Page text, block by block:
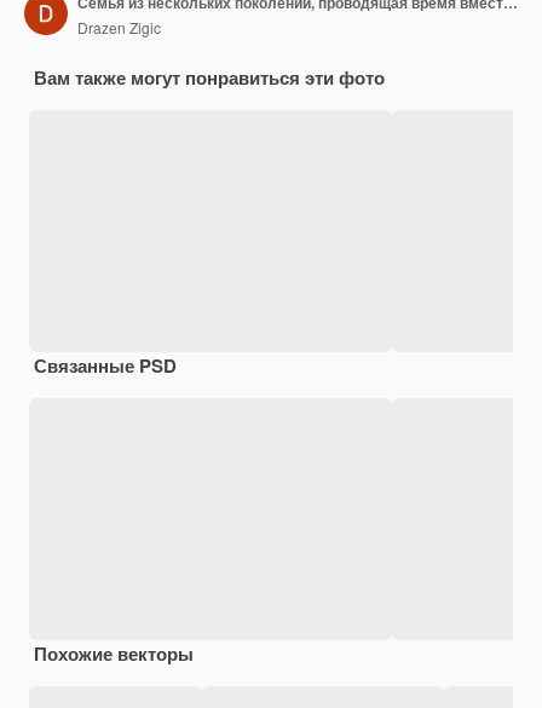
Drazen Zigic
Вам также могут понравиться эти фото
Связанные PSD
Похожие векторы